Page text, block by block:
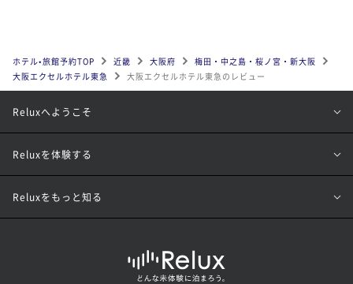
ホテル•旅館予約TOP 近畿 大阪府
梅田・中之島・桜ノ宮・新大阪
大阪エクセルホテル東急
大阪エクセルホテル東急のレビュー
Reluxへようこそ
Reluxを体験する
Reluxをもっと知る